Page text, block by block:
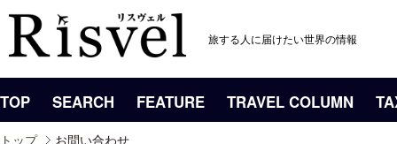
旅する人に届けたい世界の情報
TOP SEARCH FEATURE TRAVEL COLUMN
トップ お問い合わせ